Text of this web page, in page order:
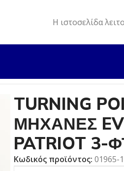
Η ιστοσελίδα
EVINRUDE/JOHNSON
TURNING
ΜΗΧΑΝΕΣ
PATRIOT
Κωδικός προϊόντος: 01965-